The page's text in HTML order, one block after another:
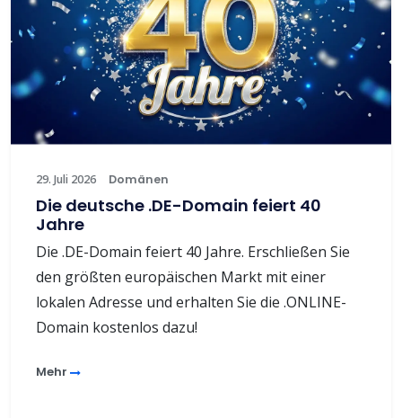
29. Juli 2026 Domänen
Die deutsche .DE-Domain feiert 40
Jahre
Die .DE-Domain feiert 40 Jahre. Erschließen Sie
den größten europäischen Markt mit einer
lokalen Adresse und erhalten Sie die .ONLINE-
Domain kostenlos dazu!
Mehr